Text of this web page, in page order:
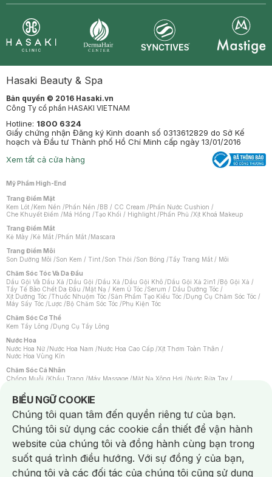
Hasaki Beauty & Spa
Bản quyền © 2016 Hasaki.vn
Công Ty cổ phần HASAKI VIETNAM
Hotline: 1800 6324
Giấy chứng nhận Đăng ký Kinh doanh số 0313612829 do Sở Kế
hoạch và Đầu tư Thành phố Hồ Chí Minh cấp ngày 13/01/2016
Xem tất cả cửa hàng
Mỹ Phẩm High-End
Trang Điểm Mặt
Kem Lót /Kem Nền /Phấn Nền /BB / CC Cream /Phấn Nước Cushion /
Che Khuyết Điểm /Má Hồng /Tạo Khối / Highlight /Phấn Phủ /Xịt Khoá Makeup
Trang Điểm Mắt
Kẻ Mày /Kẻ Mắt /Phấn Mắt /Mascara
Trang Điểm Môi
Son Dưỡng Môi /Son Kem / Tint /Son Thỏi /Son Bóng /Tẩy Trang Mắt / Môi
Chăm Sóc Tóc Và Da Đầu
Dầu Gội Và Dầu Xả /Dầu Gội /Dầu Xả /Dầu Gội Khô /Dầu Gội Xả 2in1 /Bộ Gội Xả /
Tẩy Tế Bào Chết Da Đầu /Mặt Nạ / Kem Ủ Tóc /Serum / Dầu Dưỡng Tóc /
Xịt Dưỡng Tóc /Thuốc Nhuộm Tóc /Sản Phẩm Tạo Kiểu Tóc /Dụng Cụ Chăm Sóc Tóc /
Máy Sấy Tóc /Lược /Bộ Chăm Sóc Tóc /Phụ Kiện Tóc
Chăm Sóc Cơ Thể
Kem Tẩy Lông /Dụng Cụ Tẩy Lông
Nước Hoa
Nước Hoa Nữ /Nước Hoa Nam /Nước Hoa Cao Cấp /Xịt Thơm Toàn Thân /
Nước Hoa Vùng Kín
Chăm Sóc Cá Nhân
Chống Muỗi /Khẩu Trang /Máy Massage /Mặt Nạ Xông Hơi /Nước Rửa Tay /
Hỗ Trợ Trắng Răng
Tăm / Chỉ Nha Khoa/Xịt Thơm Miệng
Băng Vệ Sinh Tampon
Máy Cạo Râu
Vấn Đề Về Da
Da Dầu / Lỗ Chân Lông To
Da Khô / Mất Nước
Da Nhạy Cảm / Kích Ứng/ Da Xỉn Màu/ Thâm / Nám / Tàn Nhang/
Quầng Thâm & Bọng Mắt
Sẹo
Dụng Cụ / Phụ Kiện Chăm Sóc Da
Bông Tẩy Trang
Khăn Lau Mặt Khô/Dụng Cụ / Máy Rửa Mặt /Máy Chăm Sóc Da/
BIỂU NGỮ COOKIE
Notice about cookies usage
Chúng tôi quan tâm đến quyền riêng tư của bạn.
Chúng tôi sử dụng các cookie cần thiết để vận hành
website của chúng tôi và đồng hành cùng bạn trong
suốt quá trình điều hướng. Với sự đồng ý của bạn,
chúng tôi và các đối tác của chúng tôi cũng sử dụng